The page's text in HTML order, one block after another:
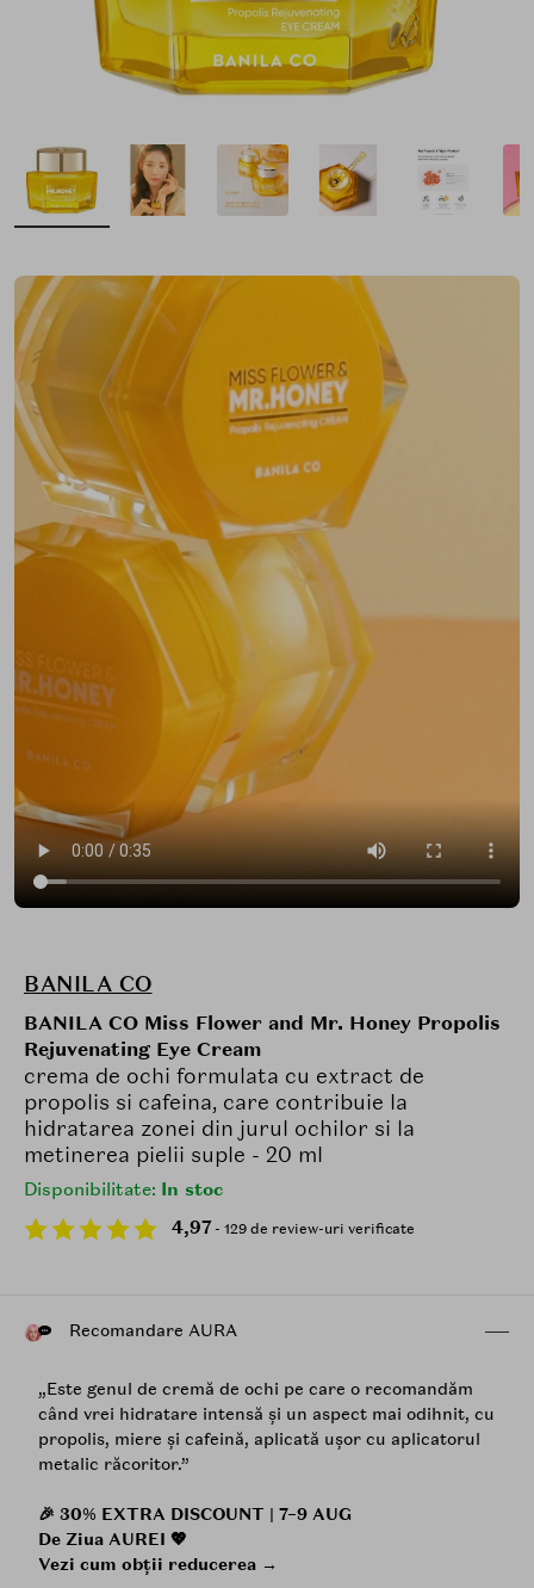
BANILA CO
BANILA CO Miss Flower and Mr. Honey Propolis
Rejuvenating Eye Cream
crema de ochi formulata cu extract de
propolis si cafeina, care contribuie la
hidratarea zonei din jurul ochilor si la
metinerea pielii suple - 20 ml
Disponibilitate: In stoc
4,97 - 129 de review-uri verificate
Recomandare AURA
„Este genul de cremă de ochi pe care o recomandăm
când vrei hidratare intensă și un aspect mai odihnit, cu
propolis, miere și cafeină, aplicată ușor cu aplicatorul
metalic răcoritor.”
🎉 30% EXTRA DISCOUNT | 7–9 AUG
De Ziua AUREI 💖
Vezi cum obții reducerea →